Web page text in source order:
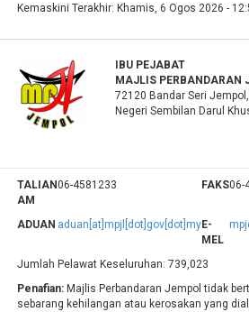
Kemaskini Terakhir: Khamis, 6 Ogos 2026 -
IBU PEJABAT
MAJLIS PERBANDARAN
72120 Bandar Seri Jempol,
Negeri Sembilan Darul
TALIAN
AM
06-4581233 FAKS06-
ADUAN aduan[at]mpjl[dot]gov[dot]myE-
MEL
Jumlah Pelawat Keseluruhan:739,023
Penafian: Majlis Perbandaran Jempol tidak
sebarang kehilangan atau kerosakan yang